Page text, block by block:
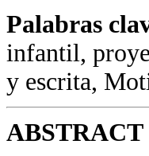
Palabras
infantil,
y escrita,
ABSTRACT